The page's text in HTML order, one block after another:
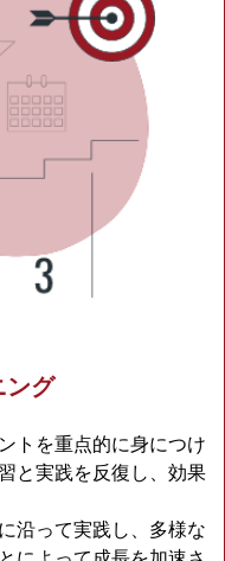
ング
トを重点的に身につけ
と実践を反復し、効果
沿って実践し、多様な